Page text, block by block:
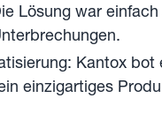
Lösung war
Kantox
einzigartiges